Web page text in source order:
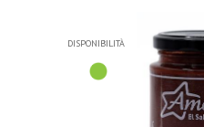
DISPONIBILITÀ